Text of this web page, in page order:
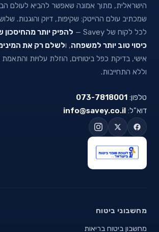
הישראלית, מתוך אמונה שאפשר להביא לעולם
שמכתיב עולם ההייטק: שקיפות, דיוק והוגנות.
לכל לקוח של Savey —
להפיק יותר מהחיסכון
כיסוי טוב יותר למשפחה, ולשלם רק את
אישי, בדיקת כפל ביטוחים, הוזלת עלויות והתאמת
וללא התחייבות.
טלפון: 073-7818001
דוא"ל: info@savey.co.il
מחשבוני ביטוח
מחשבון ביטוח בריאות